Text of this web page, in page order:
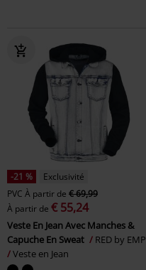
-21 %
Exclusivité
PVC À partir de € 69,99
À partir de € 55,24
Veste En Jean Avec Manches &
Capuche En Sweat
RED by EMP
Veste en Jean